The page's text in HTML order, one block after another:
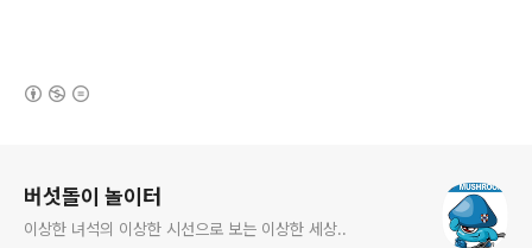
버섯돌이 놀이터
이상한 녀석의 이상한 시선으로 보는 이상한 세상..